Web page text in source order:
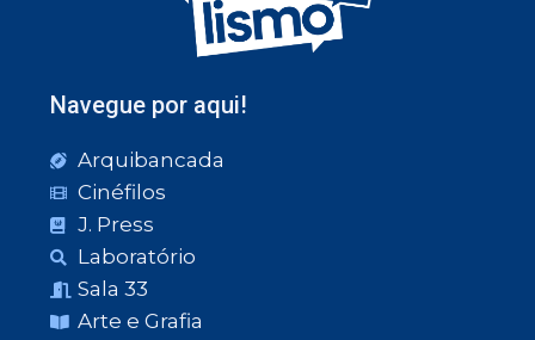
Navegue por aqui!
Arquibancada
Cinéfilos
J. Press
Laboratório
Sala 33
Arte e Grafia